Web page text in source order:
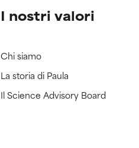
I nostri valori
Chi siamo
La storia di Paula
Il Science Advisory Board